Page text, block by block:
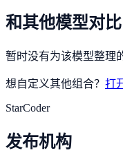
和其他模型对比
暂时没有为该模型整理
想自定义其他组合？ 打
StarCoder
发布机构